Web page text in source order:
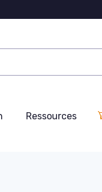
Ressources